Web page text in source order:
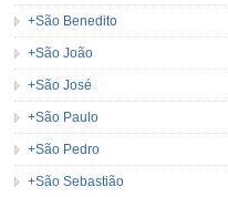
+São Benedito
+São João
+São José
+São Paulo
+São Pedro
+São Sebastião